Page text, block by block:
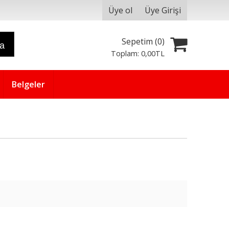
Üye ol Üye Girişi
Sepetim (0)
Toplam:0,00TL
Belgeler